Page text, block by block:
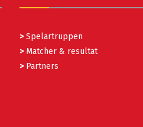
> Spelartruppen
> Matcher & resultat
> Partners